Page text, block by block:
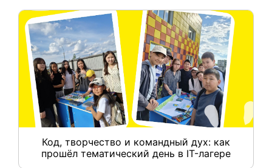
Код, творчество и командный дух: как
прошёл тематический день в IT-лагере